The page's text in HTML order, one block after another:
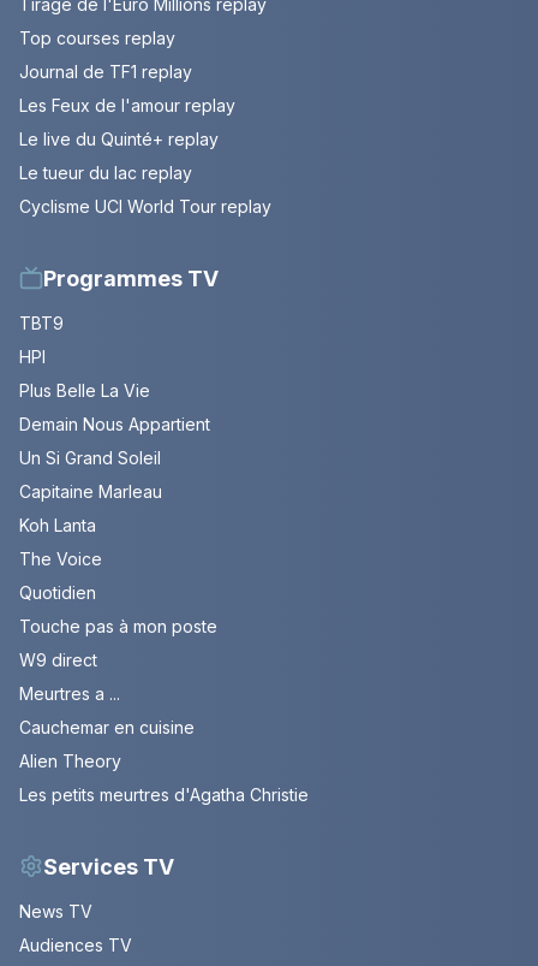
Top courses replay
Journal de TF1 replay
Les Feux de l'amour replay
Le live du Quinté+ replay
Le tueur du lac replay
Cyclisme UCI World Tour replay
Programmes TV
TBT9
HPI
Plus Belle La Vie
Demain Nous Appartient
Un Si Grand Soleil
Capitaine Marleau
Koh Lanta
The Voice
Quotidien
Touche pas à mon poste
W9 direct
Meurtres a ...
Cauchemar en cuisine
Alien Theory
Les petits meurtres d'Agatha Christie
Services TV
News TV
Audiences TV